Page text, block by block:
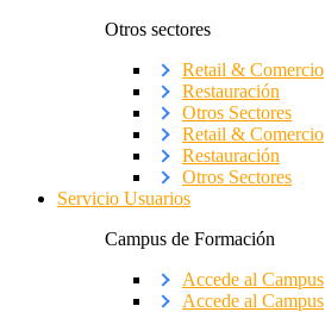
Otros sectores
Retail & Comercio
Restauración
Otros Sectores
Retail & Comercio
Restauración
Otros Sectores
Servicio Usuarios
Campus de Formación
Accede al Campus
Accede al Campus